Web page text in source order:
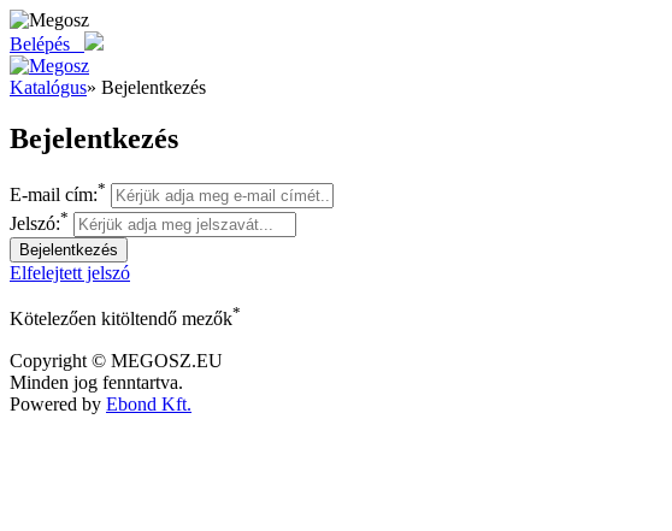
Belépés
Katalógus» Bejelentkezés
Bejelentkezés
E-mail cím:*
Jelszó:*
Elfelejtett jelszó
Kötelezően kitöltendő mezők*
Copyright © MEGOSZ.EU
Minden jog fenntartva.
Powered by Ebond Kft.